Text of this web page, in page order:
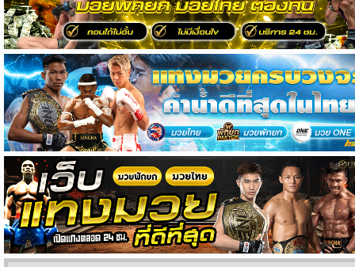
วิเคราะห์
NBA
ทีเด็ด
บอล
แกล
ล
อรี่
สาว
งาม
ผล
บอล